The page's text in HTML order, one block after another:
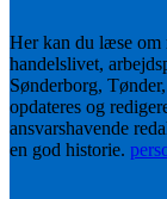
Her kan du læse om
handelslivet,
Sønderborg,
opdateres og
ansvarshavende
en god historie.